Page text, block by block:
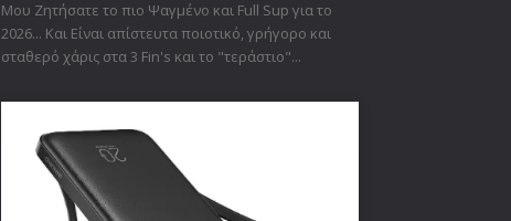
Μου Ζητήσατε το πιο Ψαγμένο και Full Sup για το
2026... Και Είναι απίστευτα ποιοτικό, γρήγορο και
σταθερό χάρις στα 3 Fin's και το "τεράστιο"...